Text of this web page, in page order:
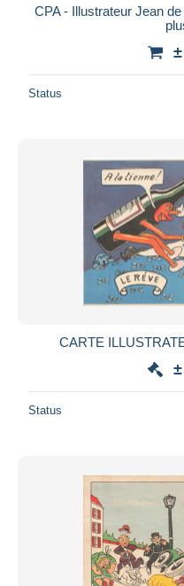
CPA - Illustrateur Jean
Status
CARTE
Status